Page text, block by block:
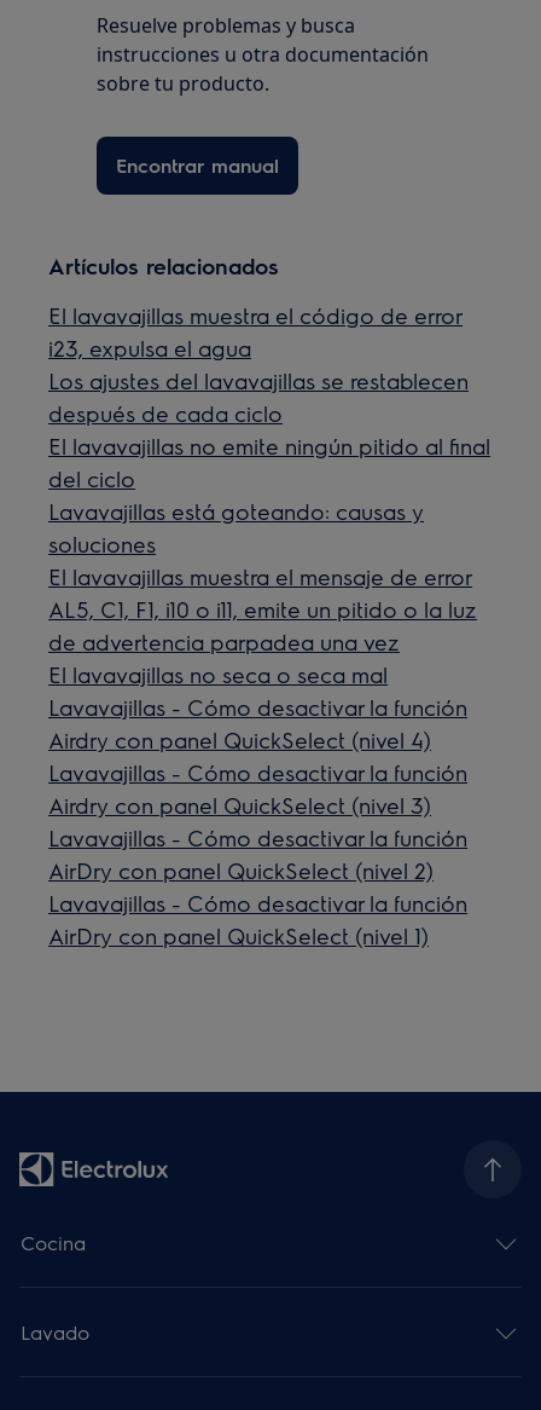
Resuelve problemas y busca
instrucciones u otra documentación
sobre tu producto.
Encontrar manual
Artículos relacionados
El lavavajillas muestra el código de error
i23, expulsa el agua
Los ajustes del lavavajillas se restablecen
después de cada ciclo
El lavavajillas no emite ningún pitido al final
del ciclo
Lavavajillas está goteando: causas y
soluciones
El lavavajillas muestra el mensaje de error
AL5, C1, F1, i10 o i11, emite un pitido o la luz
de advertencia parpadea una vez
El lavavajillas no seca o seca mal
Lavavajillas - Cómo desactivar la función
Airdry con panel QuickSelect (nivel 4)
Lavavajillas - Cómo desactivar la función
Airdry con panel QuickSelect (nivel 3)
Lavavajillas - Cómo desactivar la función
AirDry con panel QuickSelect (nivel 2)
Lavavajillas - Cómo desactivar la función
AirDry con panel QuickSelect (nivel 1)
Cocina
Lavado